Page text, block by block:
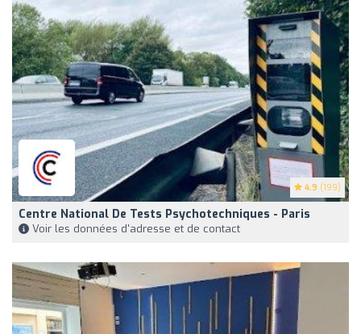
4.9 (199)
Centre National De Tests Psychotechniques - Paris
Voir les données d'adresse et de contact